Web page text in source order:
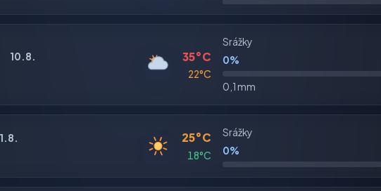
10.8.
35°C
22°C
Srážky
0%
0,1 mm
25°C
18°C
Srážky
0%